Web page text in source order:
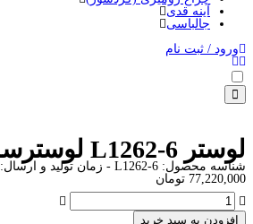
آینه قدی
جالباسی
ورود / ثبت نام
لوستر L1262-6 لوسترسازان
شناسه محصول: L1262-6 - زمان تولید و ارسال: 12 الی 18 روزکاری
77,220,000 تومان
افزودن به سبد خرید